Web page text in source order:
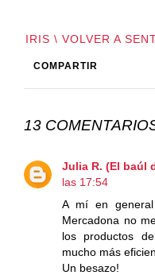
IRIS \ VOLVER A
COMPARTIR
13
Julia R. (El baúl
las 17:54
A mí en
Mercadona no
los productos
mucho más
Un besazo!